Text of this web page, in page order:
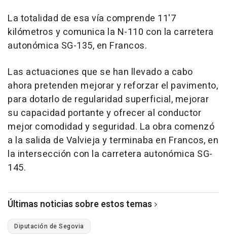
La totalidad de esa vía comprende 11'7
kilómetros y comunica la N-110 con la carretera
autonómica SG-135, en Francos.
Las actuaciones que se han llevado a cabo
ahora pretenden mejorar y reforzar el pavimento,
para dotarlo de regularidad superficial, mejorar
su capacidad portante y ofrecer al conductor
mejor comodidad y seguridad. La obra comenzó
a la salida de Valvieja y terminaba en Francos, en
la intersección con la carretera autonómica SG-
145.
Últimas noticias sobre estos temas
Diputación de Segovia